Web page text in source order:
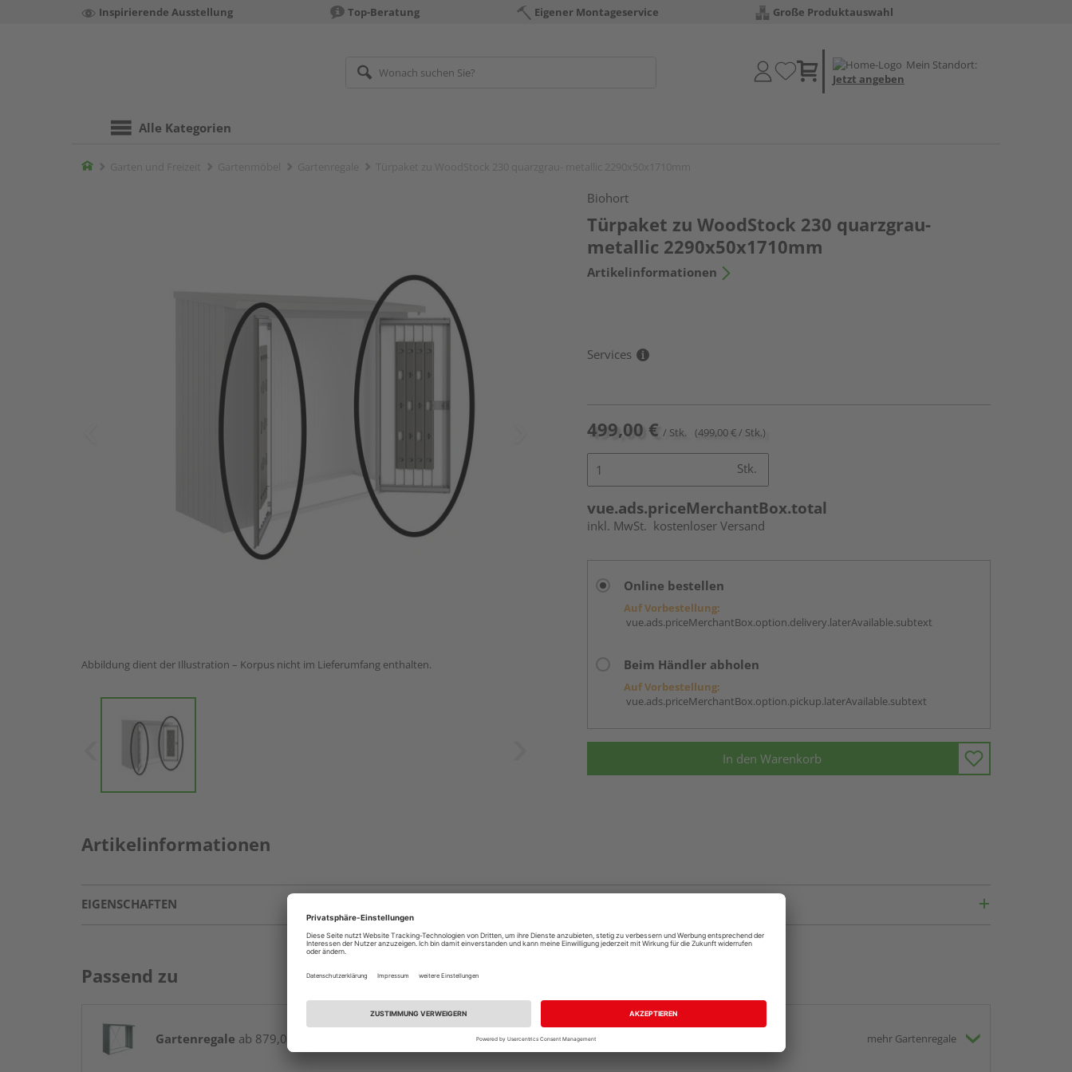
Inspirierende Ausstellung Top-Beratung Eigener Montageservice Große Produktauswahl
Mein Standort:
Jetzt angeben
Alle Kategorien
Home
Abbildung dient der Illustration – Korpus nicht im Lieferumfang enthalten.
Biohort
Türpaket zu WoodStock 230 quarzgrau-
metallic 2290x50x1710mm
Artikelinformationen
Services
499,00 € / Stk. (499,00 € / Stk.)
Stk.
vue.ads.priceMerchantBox.total
inkl. MwSt. kostenloser Versand
Online bestellen
Auf Vorbestellung:
vue.ads.priceMerchantBox.option.delivery.laterAvailable.subtext
Beim Händler abholen
Auf Vorbestellung:
vue.ads.priceMerchantBox.option.pickup.laterAvailable.subtext
In den Warenkorb
Artikelinformationen
EIGENSCHAFTEN
Passend zu
Gartenregale ab 879,00 € / Stk. mehr Gartenregale